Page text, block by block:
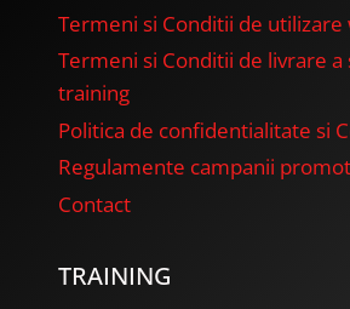
Termeni si Conditii de utilizare
Termeni si Conditii de livrare a
training
Politica de confidentialitate si
Regulamente campanii
Contact
TRAINING